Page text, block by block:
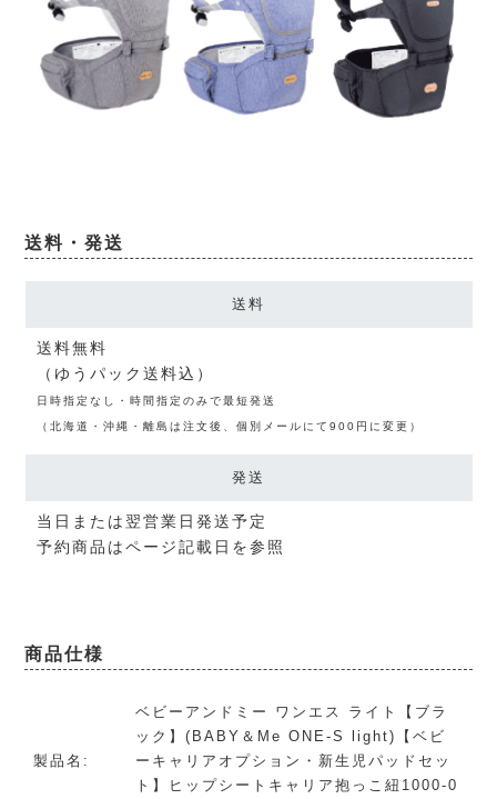
送料・発送
送料
送料無料
（ゆうパック送料込）
日時指定なし・時間指定のみで最短発送
（北海道・沖縄・離島は注文後、個別メールにて900円に変更）
発送
当日または翌営業日発送予定
予約商品はページ記載日を参照
商品仕様
製品名:
ベビーアンドミー ワンエス ライト【ブラ
ック】(BABY＆Me ONE-S light)【ベビ
ーキャリアオプション・新生児パッドセッ
ト】ヒップシートキャリア抱っこ紐1000-0